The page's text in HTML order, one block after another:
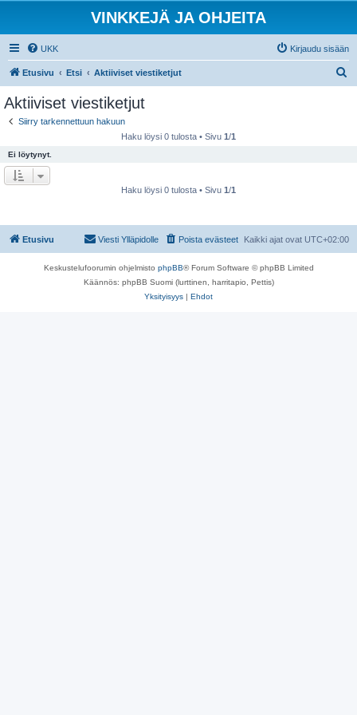
VINKKEJÄ JA OHJEITA
UKK Kirjaudu sisään
Etusivu Etsi Aktiiviset viestiketjut
Aktiiviset viestiketjut
Siirry tarkennettuun hakuun
Haku löysi 0 tulosta • Sivu 1/1
Ei löytynyt.
Haku löysi 0 tulosta • Sivu 1/1
Etusivu Kaikki ajat ovat UTC+02:00
Poista evästeet
Viesti Ylläpidolle
Keskustelufoorumin ohjelmisto phpBB® Forum Software © phpBB Limited
Käännös: phpBB Suomi (lurttinen, harritapio, Pettis)
Yksityisyys | Ehdot